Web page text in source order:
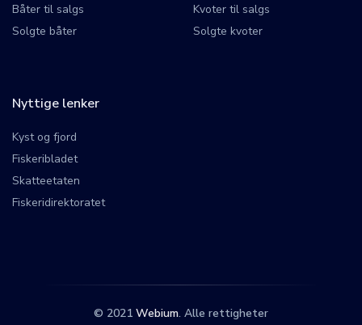
Båter til salgs
Solgte båter
Kvoter til salgs
Solgte kvoter
Nyttige lenker
Kyst og fjord
Fiskeribladet
Skatteetaten
Fiskeridirektoratet
© 2021 Webium. Alle rettigheter